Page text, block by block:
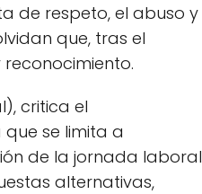
de respeto, el abuso y
que, tras el
critica el
se limita a
de la jornada laboral
alternativas,